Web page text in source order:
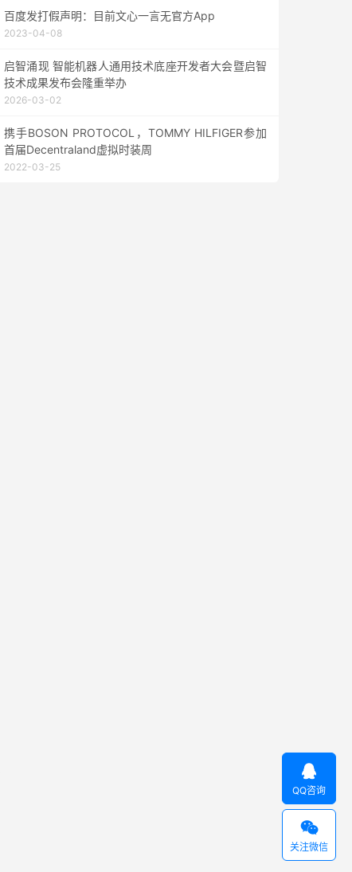
百度发打假声明：目前文心一言无官方App
2023-04-08
启智涌现 智能机器人通用技术底座开发者大会暨启智
技术成果发布会隆重举办
2026-03-02
携手BOSON PROTOCOL，TOMMY HILFIGER参加
首届Decentraland虚拟时装周
2022-03-25

QQ咨询

关注微信